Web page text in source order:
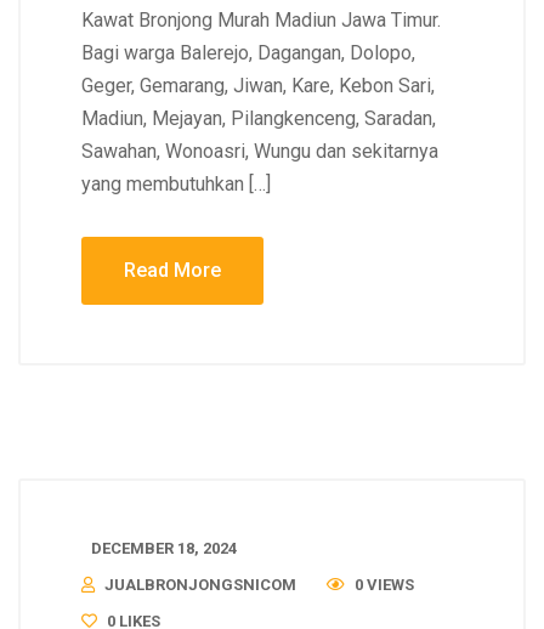
Kawat Bronjong Murah Madiun Jawa Timur.
Bagi warga Balerejo, Dagangan, Dolopo,
Geger, Gemarang, Jiwan, Kare, Kebon Sari,
Madiun, Mejayan, Pilangkenceng, Saradan,
Sawahan, Wonoasri, Wungu dan sekitarnya
yang membutuhkan […]
Read More
DECEMBER 18, 2024
JUALBRONJONGSNICOM
0 VIEWS
0 LIKES